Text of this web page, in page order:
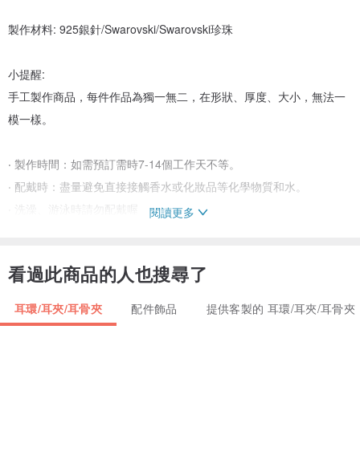
製作材料: 925銀針/Swarovski/Swarovski珍珠
小提醒:
手工製作商品，每件作品為獨一無二，在形狀、厚度、大小，無法一
模一樣。
‧ 製作時間：如需預訂需時7-14個工作天不等。
‧ 配戴時：盡量避免直接接觸香水或化妝品等化學物質和水。
‧ 洗澡、游泳時請勿配戴喔
閱讀更多
看過此商品的人也搜尋了
耳環/耳夾/耳骨夾 配件飾品 提供客製的 耳環/耳夾/耳骨夾